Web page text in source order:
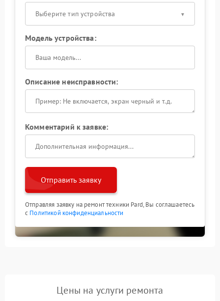
Выберите тип устройства
Модель устройства:
Описание неисправности:
Комментарий к заявке:
Отправить заявку
Отправляя заявку на ремонт техники Pard, Вы соглашаетесь
с Политикой конфиденциальности
Цены на услуги ремонта